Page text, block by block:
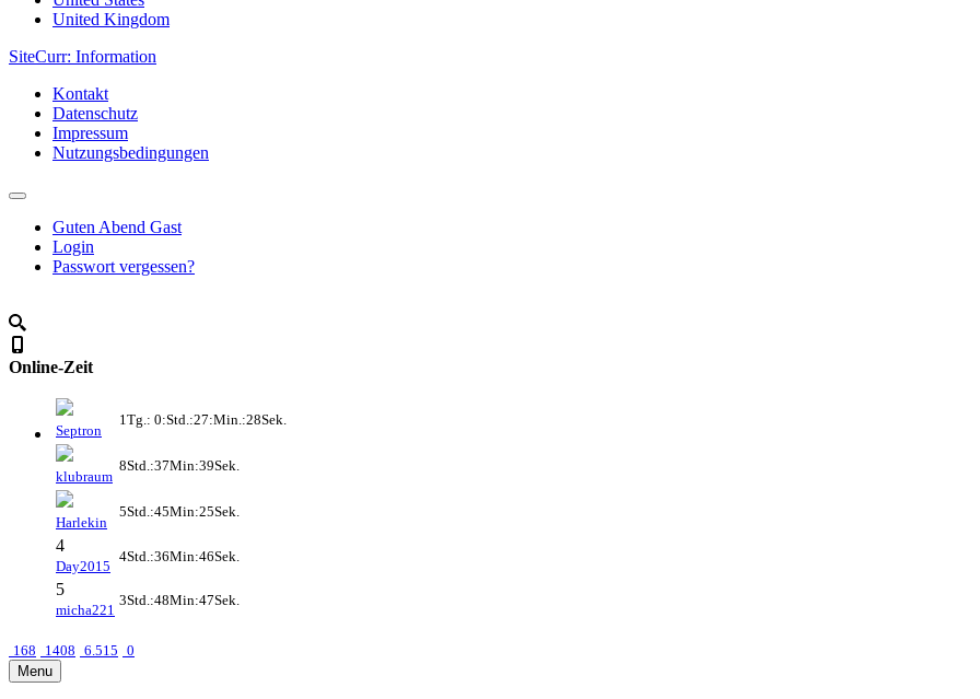
United Kingdom
SiteCurr: Information
Kontakt
Datenschutz
Impressum
Nutzungsbedingungen
Guten Abend Gast
Login
Passwort vergessen?
Online-Zeit
Septron
1Tg.: 0:Std.:27:Min.:28Sek.
klubraum
8Std.:37Min:39Sek.
Harlekin
5Std.:45Min:25Sek.
4
Day2015
4Std.:36Min:46Sek.
5
micha221
3Std.:48Min:47Sek.
168 1408 6.515 0
Menu